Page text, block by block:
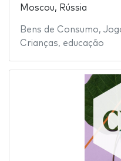
Moscou, Rússia
Bens de Consumo,
Crianças, educação